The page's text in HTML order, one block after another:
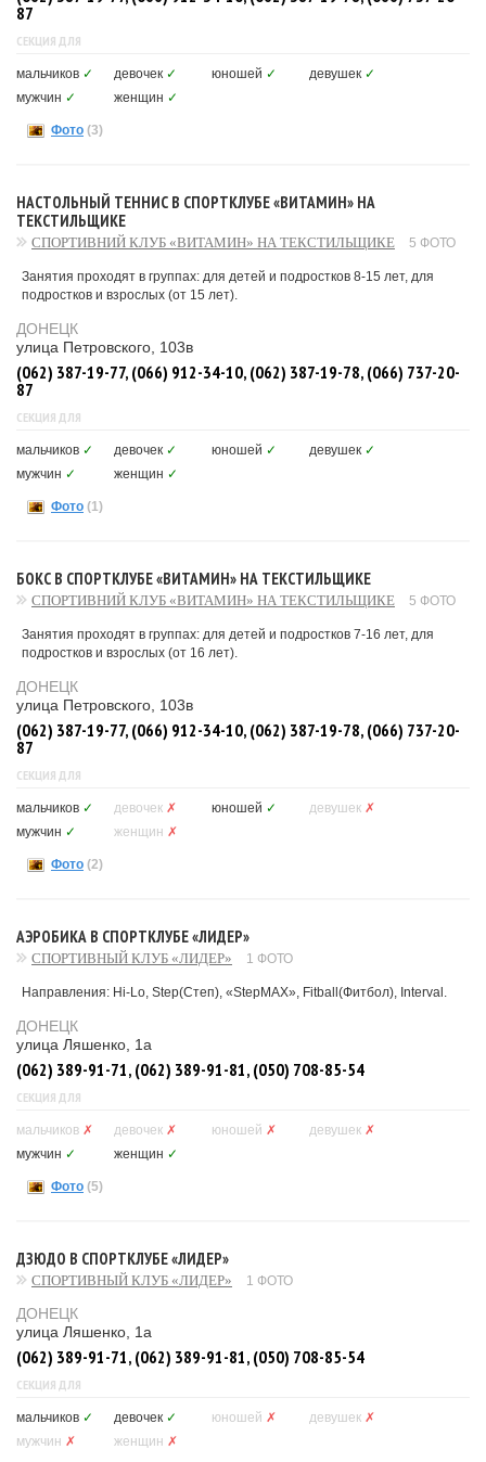
87
СЕКЦИЯ ДЛЯ
мальчиков ✓ девочек ✓ юношей ✓ девушек ✓
мужчин ✓ женщин ✓
Фото (3)
НАСТОЛЬНЫЙ ТЕННИС В СПОРТКЛУБЕ «ВИТАМИН» НА
ТЕКСТИЛЬЩИКЕ
СПОРТИВНИЙ КЛУБ «ВИТАМИН» НА ТЕКСТИЛЬЩИКЕ 5 ФОТО
Занятия проходят в группах: для детей и подростков 8-15 лет, для
подростков и взрослых (от 15 лет).
ДОНЕЦК
улица Петровского, 103в
(062) 387-19-77, (066) 912-34-10, (062) 387-19-78, (066) 737-20-
87
СЕКЦИЯ ДЛЯ
мальчиков ✓ девочек ✓ юношей ✓ девушек ✓
мужчин ✓ женщин ✓
Фото (1)
БОКС В СПОРТКЛУБЕ «ВИТАМИН» НА ТЕКСТИЛЬЩИКЕ
СПОРТИВНИЙ КЛУБ «ВИТАМИН» НА ТЕКСТИЛЬЩИКЕ 5 ФОТО
Занятия проходят в группах: для детей и подростков 7-16 лет, для
подростков и взрослых (от 16 лет).
ДОНЕЦК
улица Петровского, 103в
(062) 387-19-77, (066) 912-34-10, (062) 387-19-78, (066) 737-20-
87
СЕКЦИЯ ДЛЯ
мальчиков ✓ девочек ✗ юношей ✓ девушек ✗
мужчин ✓ женщин ✗
Фото (2)
АЭРОБИКА В СПОРТКЛУБЕ «ЛИДЕР»
СПОРТИВНЫЙ КЛУБ «ЛИДЕР» 1 ФОТО
Направления: Hi-Lo, Step(Степ), «StepMAX», Fitball(Фитбол), Interval.
ДОНЕЦК
улица Ляшенко, 1а
(062) 389-91-71, (062) 389-91-81, (050) 708-85-54
СЕКЦИЯ ДЛЯ
мальчиков ✗ девочек ✗ юношей ✗ девушек ✗
мужчин ✓ женщин ✓
Фото (5)
ДЗЮДО В СПОРТКЛУБЕ «ЛИДЕР»
СПОРТИВНЫЙ КЛУБ «ЛИДЕР» 1 ФОТО
ДОНЕЦК
улица Ляшенко, 1а
(062) 389-91-71, (062) 389-91-81, (050) 708-85-54
СЕКЦИЯ ДЛЯ
мальчиков ✓ девочек ✓ юношей ✗ девушек ✗
мужчин ✗ женщин ✗